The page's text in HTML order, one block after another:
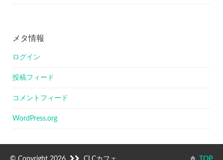
メタ情報
ログイン
投稿フィード
コメントフィード
WordPress.org